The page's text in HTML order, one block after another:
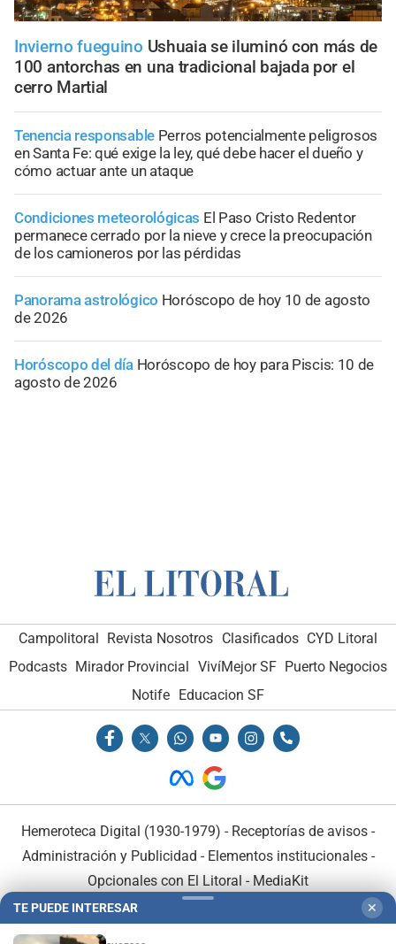
Invierno fueguino Ushuaia se iluminó con más de
100 antorchas en una tradicional bajada por el
cerro Martial
Tenencia responsable Perros potencialmente peligrosos
en Santa Fe: qué exige la ley, qué debe hacer el dueño y
cómo actuar ante un ataque
Condiciones meteorológicas El Paso Cristo Redentor
permanece cerrado por la nieve y crece la preocupación
de los camioneros por las pérdidas
Panorama astrológico Horóscopo de hoy 10 de agosto
de 2026
Horóscopo del día Horóscopo de hoy para Piscis: 10 de
agosto de 2026
Campolitoral Revista Nosotros Clasificados CYD Litoral
Podcasts Mirador Provincial VivíMejor SF Puerto Negocios
Notife
Educacion SF
Hemeroteca Digital (1930-1979) - Receptorías de avisos -
Administración y Publicidad - Elementos institucionales-
Opcionales con El Litoral - MediaKit
TE PUEDE INTERESAR ✕